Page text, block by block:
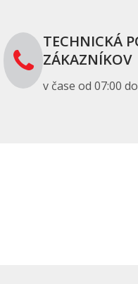
TECHNICKÁ
ZÁKAZNÍKOV
v čase od 07:00